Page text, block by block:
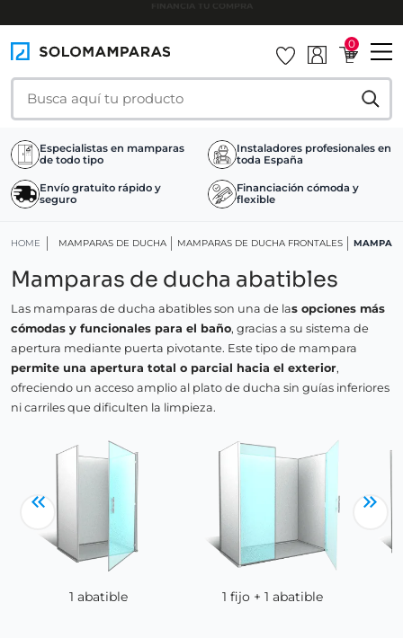
0
Especialistas en mamparas
de todo tipo
Instaladores profesionales en
toda España
Envío gratuito rápido y
seguro
Financiación cómoda y
flexible
HOME MAMPARAS DE DUCHA MAMPARAS DE DUCHA FRONTALES
Mamparas de ducha abatibles
Las mamparas de ducha abatibles son una de las opciones más
cómodas y funcionales para el baño, gracias a su sistema de
apertura mediante puerta pivotante. Este tipo de mampara
permite una apertura total o parcial hacia el exterior,
ofreciendo un acceso amplio al plato de ducha sin guías inferiores
ni carriles que dificulten la limpieza.
1 abatible 1 fijo + 1 abatible